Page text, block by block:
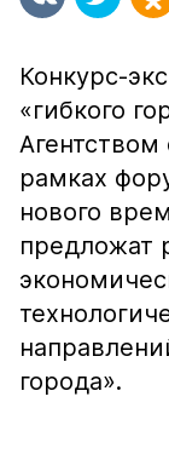
Конкурс-
«гибкого
Агентством
рамках
нового
предложат
города».